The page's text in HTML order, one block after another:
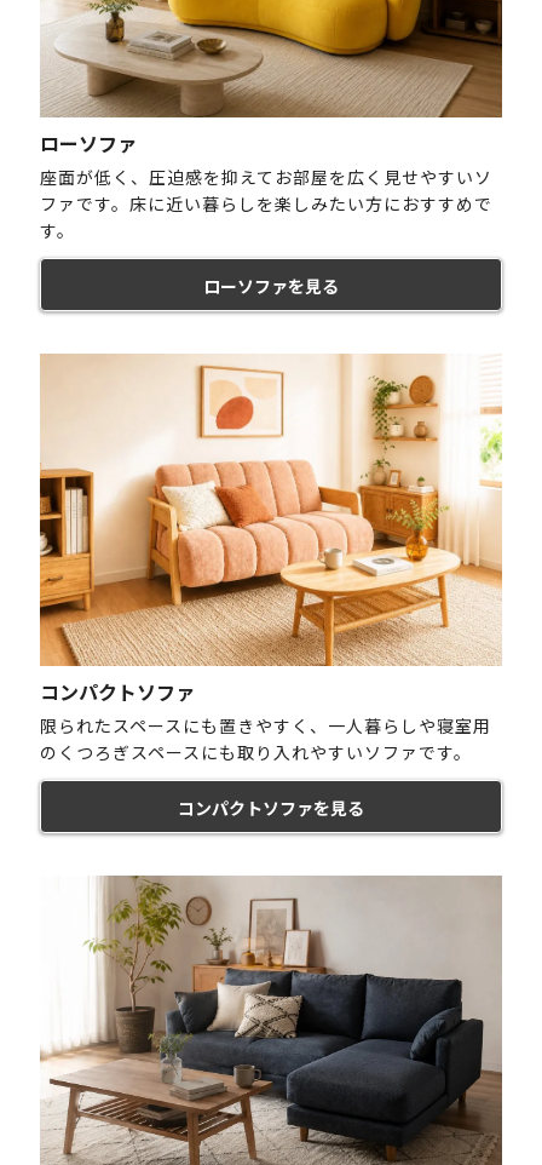
ローソファ
座面が低く、圧迫感を抑えてお部屋を広く見せやすいソ
ファです。床に近い暮らしを楽しみたい方におすすめで
す。
ローソファを見る
コンパクトソファ
限られたスペースにも置きやすく、一人暮らしや寝室用
のくつろぎスペースにも取り入れやすいソファです。
コンパクトソファを見る